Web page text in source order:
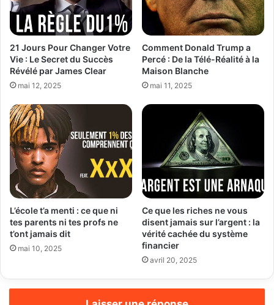
e
s
e
E
m
a
l
21 Jours Pour Changer Votre
Vie : Le Secret du Succès
Révélé par James Clear
mai 12, 2025
Comment Donald Trump a
Percé : De la Télé-Réalité à la
Maison Blanche
mai 11, 2025
L’école t’a menti : ce que ni
tes parents ni tes profs ne
t’ont jamais dit
mai 10, 2025
Ce que les riches ne vous
disent jamais sur l’argent : la
vérité cachée du système
financier
avril 20, 2025